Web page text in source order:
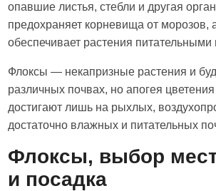
опавшие листья, стебли и другая
предохраняет корневища от морозов,
обеспечивает растения
Флоксы — некапризные растения и
различных почвах, но апогея
достигают лишь на рыхлых,
достаточно влажных и питательных
Флоксы, выбор
и посадка